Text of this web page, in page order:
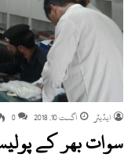
ایڈیٹر اگست 10, 2018 0
سوات بھر کے